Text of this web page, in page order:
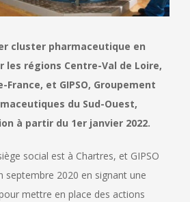
cluster pharmaceutique en
les régions Centre-Val de Loire,
et GIPSO, Groupement
du Sud-Ouest,
à partir du 1er janvier 2022.
social est à Chartres, et GIPSO
septembre 2020 en signant une
mettre en place des actions